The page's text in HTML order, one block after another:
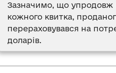
Зазначимо, що упродовж
кожного квитка,
перераховувався на
доларів.